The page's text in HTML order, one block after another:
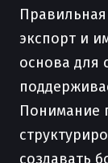
экспорт и
основа для
Понимание
создавать